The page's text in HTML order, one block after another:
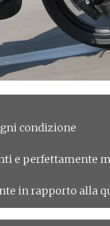
condizione
e perfettamente
in rapporto alla